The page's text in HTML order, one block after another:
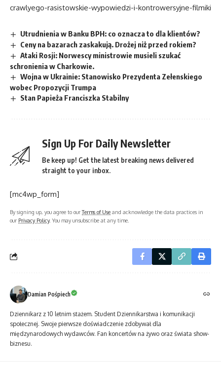
crawlyego-rasistowskie-wypowiedzi-i-kontrowersyjne-filmiki
Utrudnienia w Banku BPH: co oznacza to dla klientów?
Ceny na bazarach zaskakują. Drożej niż przed rokiem?
Ataki Rosji: Norwescy ministrowie musieli szukać
schronienia w Charkowie.
Wojna w Ukrainie: Stanowisko Prezydenta Zełenskiego
wobec Propozycji Trumpa
Stan Papieża Franciszka Stabilny
Sign Up For Daily Newsletter
Be keep up! Get the latest breaking news delivered
straight to your inbox.
[mc4wp_form]
By signing up, you agree to ourTerms of Use and acknowledge the data practices in
our Privacy Policy. You may unsubscribe at any time.
Damian Pośpiech
Dziennikarz z 10 letnim stażem. Student Dziennikarstwa i komunikacji
społecznej. Swoje pierwsze doświadczenie zdobywał dla
międzynarodowych wydawców. Fan koncertów na żywo oraz świata show-
biznesu.